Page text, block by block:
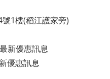
1樓(稻江護家旁)
新優惠訊息
優惠訊息